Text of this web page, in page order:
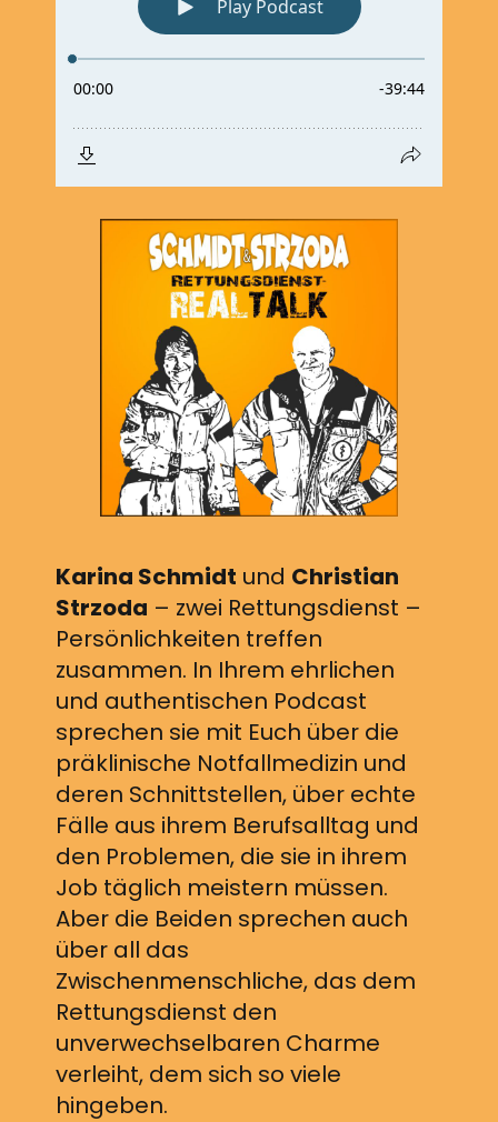
Karina Schmidt und Christian
Strzoda – zwei Rettungsdienst –
Persönlichkeiten treffen
zusammen. In Ihrem ehrlichen
und authentischen Podcast
sprechen sie mit Euch über die
präklinische Notfallmedizin und
deren Schnittstellen, über echte
Fälle aus ihrem Berufsalltag und
den Problemen, die sie in ihrem
Job täglich meistern müssen.
Aber die Beiden sprechen auch
über all das
Zwischenmenschliche, das dem
Rettungsdienst den
unverwechselbaren Charme
verleiht, dem sich so viele
hingeben.